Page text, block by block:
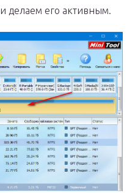
делаем его активным.